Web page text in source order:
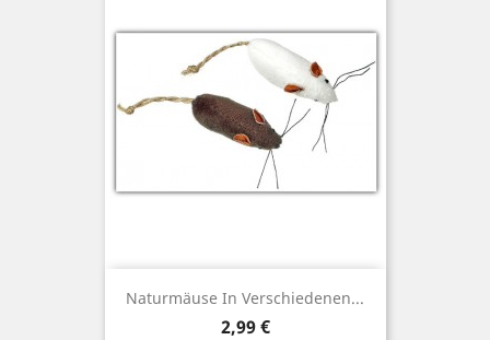
Naturmäuse In Verschiedenen...
Preis
2,99 €